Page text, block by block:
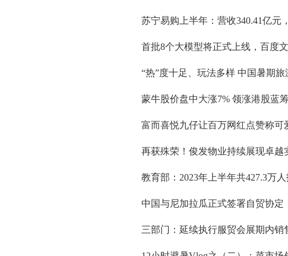
苏宁易购上半年：营收340.41亿元
首批8个大模型将正式上线，百度
“热”度十足、玩法多样 中国暑期旅
蒙牛股价盘中大涨7% 领涨港股蓝
富而喜悦九仔让百万网红点赞称可
再获殊荣！俊发物业持续展现卓越
教育部：2023年上半年共427.3万
中国与尼加拉瓜正式签署自贸协定
三部门：延续执行服贸会展期内销